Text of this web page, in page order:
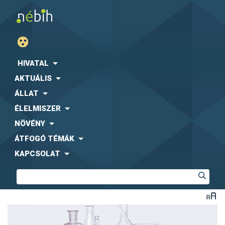
HIVATAL
AKTUÁLIS
ÁLLAT
ÉLELMISZER
NÖVÉNY
ÁTFOGÓ TÉMÁK
KAPCSOLAT